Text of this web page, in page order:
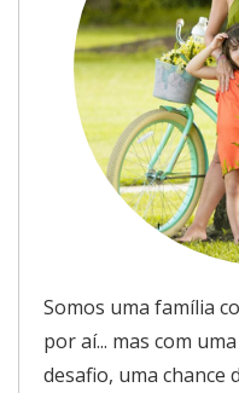
Somos uma família
por aí... mas com
desafio, uma chance